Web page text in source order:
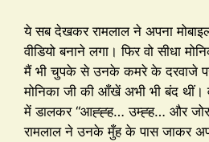
ये सब देखकर रामलाल ने अपना
वीडियो बनाने लगा। फिर वो सीधा
मैं भी चुपके से उनके कमरे के दरवाजे
मोनिका जी की आँखें अभी भी बंद थीं।
में डालकर “आह्ह्ह… उम्ह्ह… और
रामलाल ने उनके मुँह के पास जाकर